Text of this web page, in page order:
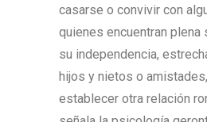
casarse o convivir con
quienes encuentran plena
su independencia,
hijos y nietos o
establecer otra relación